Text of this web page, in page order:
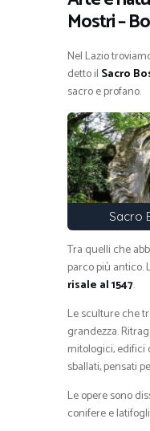
Mostri –
Nel Lazio
detto il Sacro
sacro e profano.
Sacro
Tra quelli che
parco più antico.
risale al 1547.
Le sculture che
grandezza.
mitologici, edifici
sballati, pensati
Le opere sono
conifere e